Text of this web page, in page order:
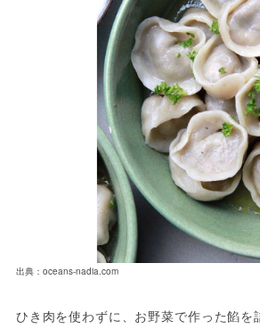
出典：oceans-nadia.com
ひき肉を使わずに、お野菜で作った餡を